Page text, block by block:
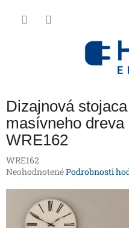
Dizajnová
masívneho dreva
WRE162
WRE162
Priemerné
NeohodnotenéPodrobnosti